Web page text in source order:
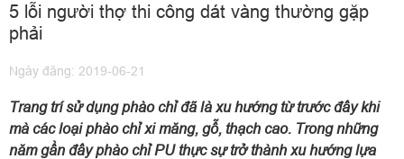
5 lỗi người thợ thi công dát vàng thường gặp
phải
Ngày đăng: 2019-06-21
Trang trí sử dụng phào chỉ đã là xu hướng từ trước đây khi
mà các loại phào chỉ xi măng, gỗ, thạch cao. Trong những
năm gần đây phào chỉ PU thực sự trở thành xu hướng lựa